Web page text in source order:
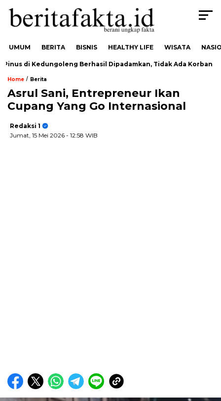
UMUM BERITA BISNIS HEALTHY LIFE WISATA
di Kedungoleng Berhasil Dipadamkan, Tidak Ada Korban
Home / Berita
Asrul Sani, Entrepreneur Ikan
Cupang Yang Go Internasional
Redaksi 1
Jumat, 15 Mei 2026 - 12:58 WIB